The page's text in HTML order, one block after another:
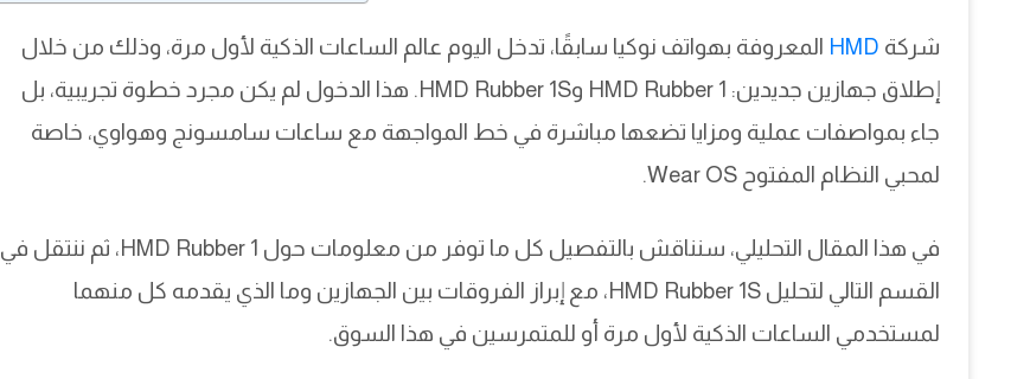
شركة HMD
المعروفة بهواتف نوكيا سابقًا، تدخل اليوم عالم الساعات الذكية لأول مرة، وذلك من خلال
إطلاق جهازين جديدين: HMD Rubber 1 وHMD Rubber 1S. هذا الدخول لم يكن مجرد خطوة تجريبية، بل
جاء بمواصفات عملية ومزايا تضعها مباشرة في خط المواجهة مع ساعات سامسونج وهواوي، خاصة
لمحبي النظام المفتوح Wear OS.
في هذا المقال التحليلي، سنناقش بالتفصيل كل ما توفر من معلومات حول HMD Rubber 1، ثم ننتقل في
القسم التالي لتحليل HMD Rubber 1S، مع إبراز الفروقات بين الجهازين وما الذي يقدمه كل منهما
لمستخدمي الساعات الذكية لأول مرة أو للمتمرسين في هذا السوق.